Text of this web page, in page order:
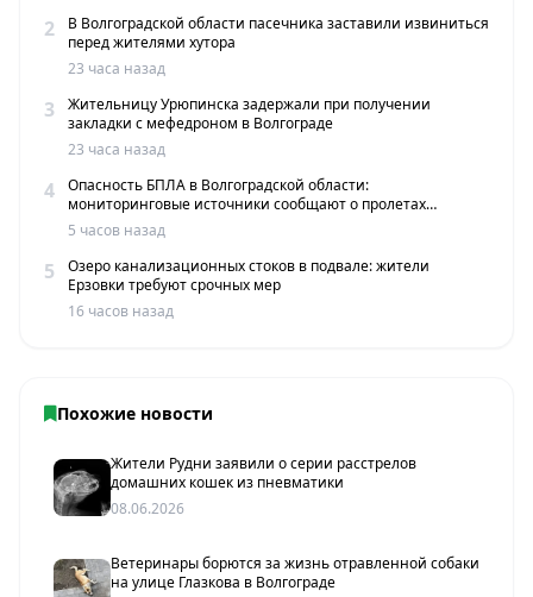
2
В Волгоградской области пасечника заставили извиниться
перед жителями хутора
23 часа назад
3
Жительницу Урюпинска задержали при получении
закладки с мефедроном в Волгограде
23 часа назад
4
Опасность БПЛА в Волгоградской области:
мониторинговые источники сообщают о пролетах
беспилотников
5 часов назад
5
Озеро канализационных стоков в подвале: жители
Ерзовки требуют срочных мер
16 часов назад
Похожие новости
Жители Рудни заявили о серии расстрелов
домашних кошек из пневматики
08.06.2026
Ветеринары борются за жизнь отравленной собаки
на улице Глазкова в Волгограде